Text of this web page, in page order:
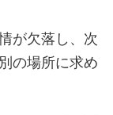
が欠落し、次
の場所に求め